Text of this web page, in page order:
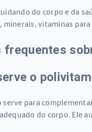
do corpo e da
minerais, vitaminas
frequentes
o
para
do corpo. Ele